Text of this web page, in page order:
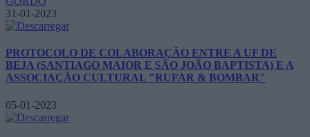
31-01-2023
PROTOCOLO DE COLABORAÇÃO ENTRE A UF DE
BEJA (SANTIAGO MAIOR E SÃO JOÃO BAPTISTA) E A
ASSOCIAÇÃO CULTURAL "RUFAR & BOMBAR"
05-01-2023